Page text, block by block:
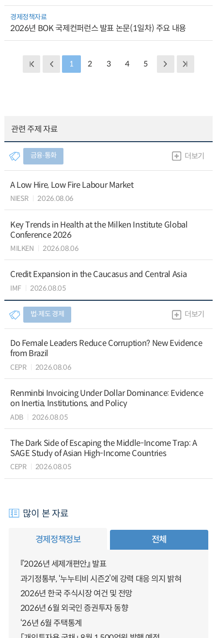
경제정책자료
2026년 BOK 국제컨퍼런스 발표 논문(1일차) 주요 내용
1 2 3 4 5
관련 주제 자료
금융∙통화 더보기
A Low Hire, Low Fire Labour Market
NIESR 2026.08.06
Key Trends in Health at the Milken Institute Global
Conference 2026
MILKEN 2026.08.06
Credit Expansion in the Caucasus and Central Asia
IMF 2026.08.05
법∙제도 경제 더보기
Do Female Leaders Reduce Corruption? New Evidence
from Brazil
CEPR 2026.08.06
Renminbi Invoicing Under Dollar Dominance: Evidence
on Inertia, Institutions, and Policy
ADB 2026.08.05
The Dark Side of Escaping the Middle-Income Trap: A
SAGE Study of Asian High-Income Countries
CEPR 2026.08.05
많이 본 자료
경제정책정보 전체
『2026년 세제개편안』 발표
과기정통부, ‘누누티비 시즌2’에 강력 대응 의지 밝혀
2026년 한국 주식시장 여건 및 전망
2026년 6월 외국인 증권투자 동향
‘26년 6월 주택통계